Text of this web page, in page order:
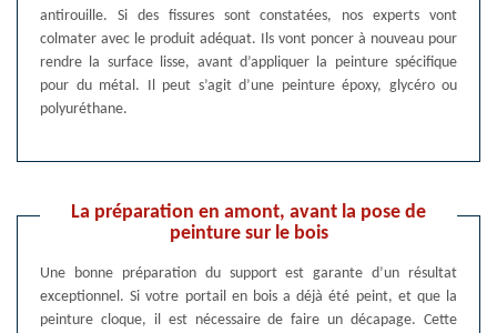
antirouille. Si des fissures sont constatées, nos experts vont
colmater avec le produit adéquat. Ils vont poncer à nouveau pour
rendre la surface lisse, avant d’appliquer la peinture spécifique
pour du métal. Il peut s’agit d’une peinture époxy, glycéro ou
polyuréthane.
La préparation en amont, avant la pose de
peinture sur le bois
Une bonne préparation du support est garante d’un résultat
exceptionnel. Si votre portail en bois a déjà été peint, et que la
peinture cloque, il est nécessaire de faire un décapage. Cette